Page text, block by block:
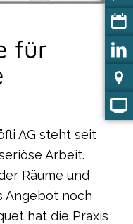
für
AG steht seit
Arbeit.
Räume und
Angebot noch
hat die Praxis